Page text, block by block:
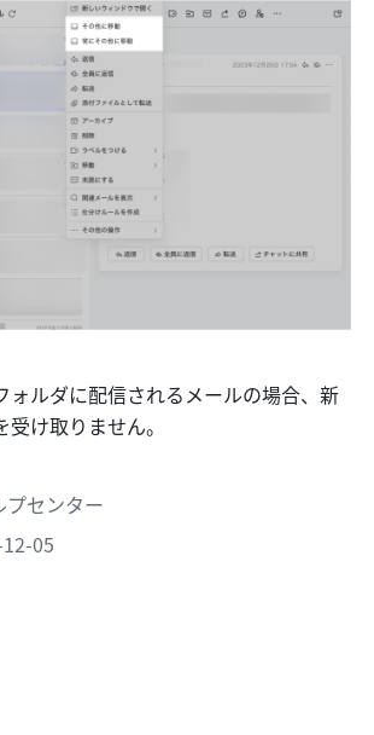
ォルダに配信されるメールの場合、新
け取りません。
センター
05